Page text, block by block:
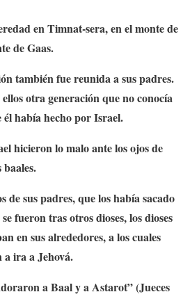
en Timnat-sera, en el monte de
de Gaas.
también fue reunida a sus padres.
otra generación que no conocía
había hecho por Israel.
hicieron lo malo ante los ojos de
de sus padres, que los había sacado
fueron tras otros dioses, los dioses
en sus alrededores, a los cuales
ira a Jehová.
a Baal y a Astarot” (Jueces